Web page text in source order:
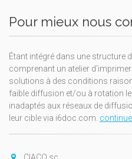
Pour mieux nous
Étant intégré dans une structure
comprenant un atelier
solutions à des conditions
faible diffusion et/ou à rotation
inadaptés aux réseaux de
leur cible via i6doc.com.